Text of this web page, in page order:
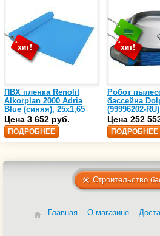
ПВХ пленка Renolit
Alkorplan 2000 Adria
Blue (синяя), 25х1,65
(35216203)
Цена 3 652 руб.
ПОДРОБНЕЕ
Робот
бассейна
(99996202-RU)
Цена 252
ПОДРОБНЕЕ
Строительство
Главная О магазине